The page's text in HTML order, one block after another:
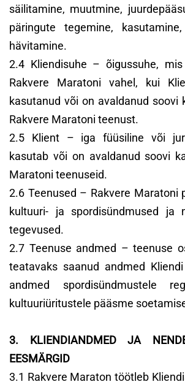
säilitamine, muutmine,
päringute tegemine,
hävitamine.
2.4 Kliendisuhe – õigussuhe,
Rakvere Maratoni vahel, kui
kasutanud või on avaldanud soovi
Rakvere Maratoni teenust.
2.5 Klient – iga füüsiline või
kasutab või on avaldanud soovi
Maratoni teenuseid.
2.6 Teenused – Rakvere Maratoni
kultuuri- ja spordisündmused ja
tegevused.
2.7 Teenuse andmed – teenuse
teatavaks saanud andmed
andmed spordisündmustele
kultuuriüritustele pääsme
3. KLIENDIANDMED JA
EESMÄRGID
3.1 Rakvere Maraton töötleb